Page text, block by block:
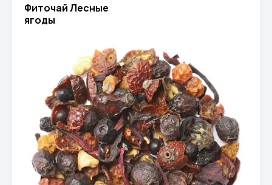
Фиточай Лесные
ягоды